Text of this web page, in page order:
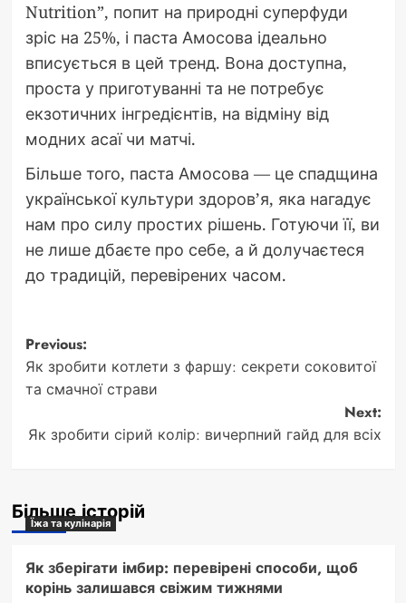
Nutrition”, попит на природні суперфуди
зріс на 25%, і паста Амосова ідеально
вписується в цей тренд. Вона доступна,
проста у приготуванні та не потребує
екзотичних інгредієнтів, на відміну від
модних асаї чи матчі.
Більше того, паста Амосова — це спадщина
української культури здоров’я, яка нагадує
нам про силу простих рішень. Готуючи її, ви
не лише дбаєте про себе, а й долучаєтеся
до традицій, перевірених часом.
Post
navigation
Previous:
Як зробити котлети з фаршу: секрети соковитої
та смачної страви
Next:
Як зробити сірий колір: вичерпний гайд для всіх
Більше історій
Їжа та кулінарія
Як зберігати імбир: перевірені способи, щоб
корінь залишався свіжим тижнями